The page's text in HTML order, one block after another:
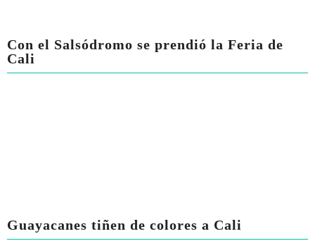
Con el Salsódromo se prendió la Feria de
Cali
Guayacanes tiñen de colores a Cali